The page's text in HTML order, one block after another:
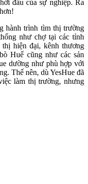
đầu của sự nghiệp. Ra
hành trình tìm thị trường
như chợ tại các tỉnh
thị hiện đại, kênh thương
Huế cũng như các sản
dường như phù hợp với
Thế nên, dù YesHue đã
làm thị trường, nhưng